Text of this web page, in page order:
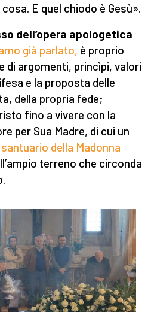
E quel chiodo è Gesù».
dell’opera apologetica
già parlato, è proprio
di argomenti, princìpi, valori
e la proposta delle
della propria fede;
fino a vivere con la
per Sua Madre, di cui un
santuario della Madonna
terreno che circonda